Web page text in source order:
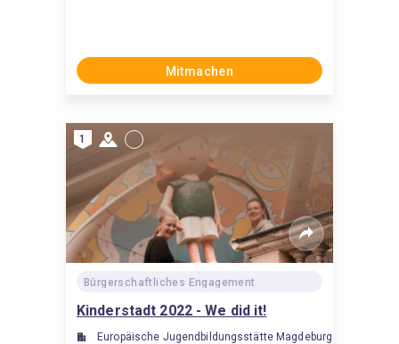
Mitmachen
1
Bürgerschaftliches Engagement
Kinderstadt 2022 - We did it!
Europäische Jugendbildungsstätte Magdeburg (EJBM)